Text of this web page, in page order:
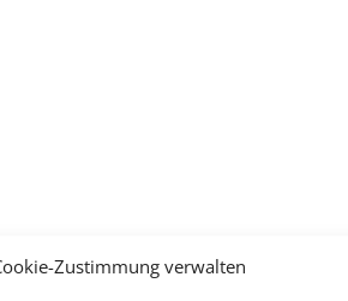
Zustimmung verwalten